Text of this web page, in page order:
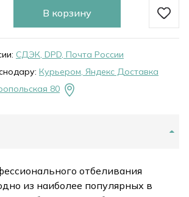
В корзину
СДЭК, DPD, Почта России
Курьером, Яндекс Доставка
80
отбеливания
из наиболее популярных в